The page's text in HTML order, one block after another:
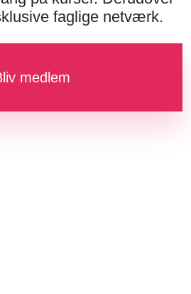
faglige netværk.
medlem